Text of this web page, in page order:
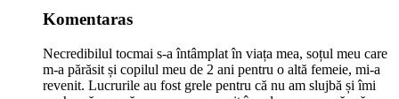
Komentaras
Necredibilul tocmai s-a întâmplat în viața mea, soțul meu care
m-a părăsit și copilul meu de 2 ani pentru o altă femeie, mi-a
revenit. Lucrurile au fost grele pentru că nu am slujbă și îmi